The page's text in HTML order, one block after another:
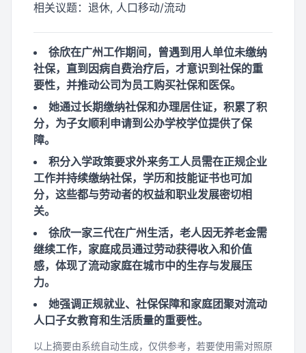
相关议题： 退休, 人口移动/流动
徐欣在广州工作期间，曾遇到用人单位未缴纳
社保，直到因病自费治疗后，才意识到社保的重
要性，并推动公司为员工购买社保和医保。
她通过长期缴纳社保和办理居住证，积累了积
分，为子女顺利申请到公办学校学位提供了保
障。
积分入学政策要求外来务工人员需在正规企业
工作并持续缴纳社保，学历和技能证书也可加
分，这些都与劳动者的权益和职业发展密切相
关。
徐欣一家三代在广州生活，老人因无养老金需
继续工作，家庭成员通过劳动获得收入和价值
感，体现了流动家庭在城市中的生存与发展压
力。
她强调正规就业、社保保障和家庭团聚对流动
人口子女教育和生活质量的重要性。
以上摘要由系统自动生成，仅供参考，若要使用需对照原